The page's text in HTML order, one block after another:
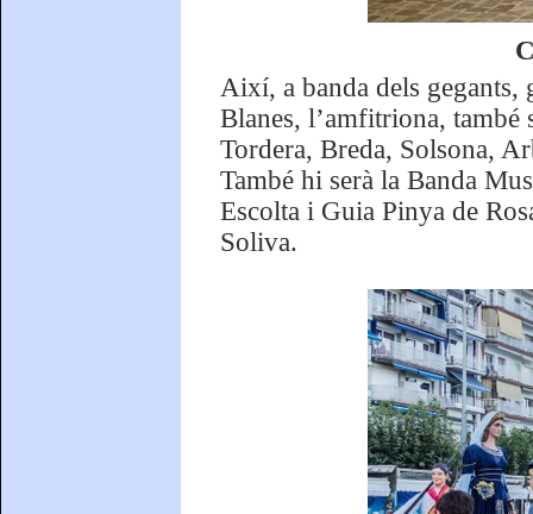
Així, a banda dels gegants,
Blanes, l’amfitriona, també
Tordera, Breda, Solsona,
També hi serà la Banda
Escolta i Guia Pinya de
Soliva.